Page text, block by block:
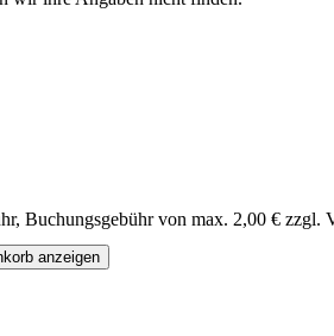
Buchungsgebühr von max. 2,00 € zzgl.
anzeigen